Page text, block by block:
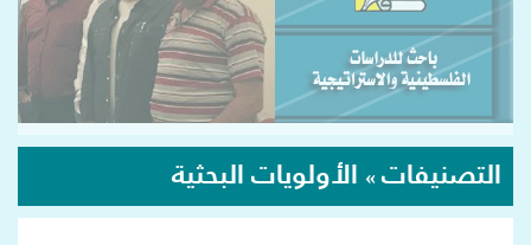
التصنيفات » الأولويات البحثية